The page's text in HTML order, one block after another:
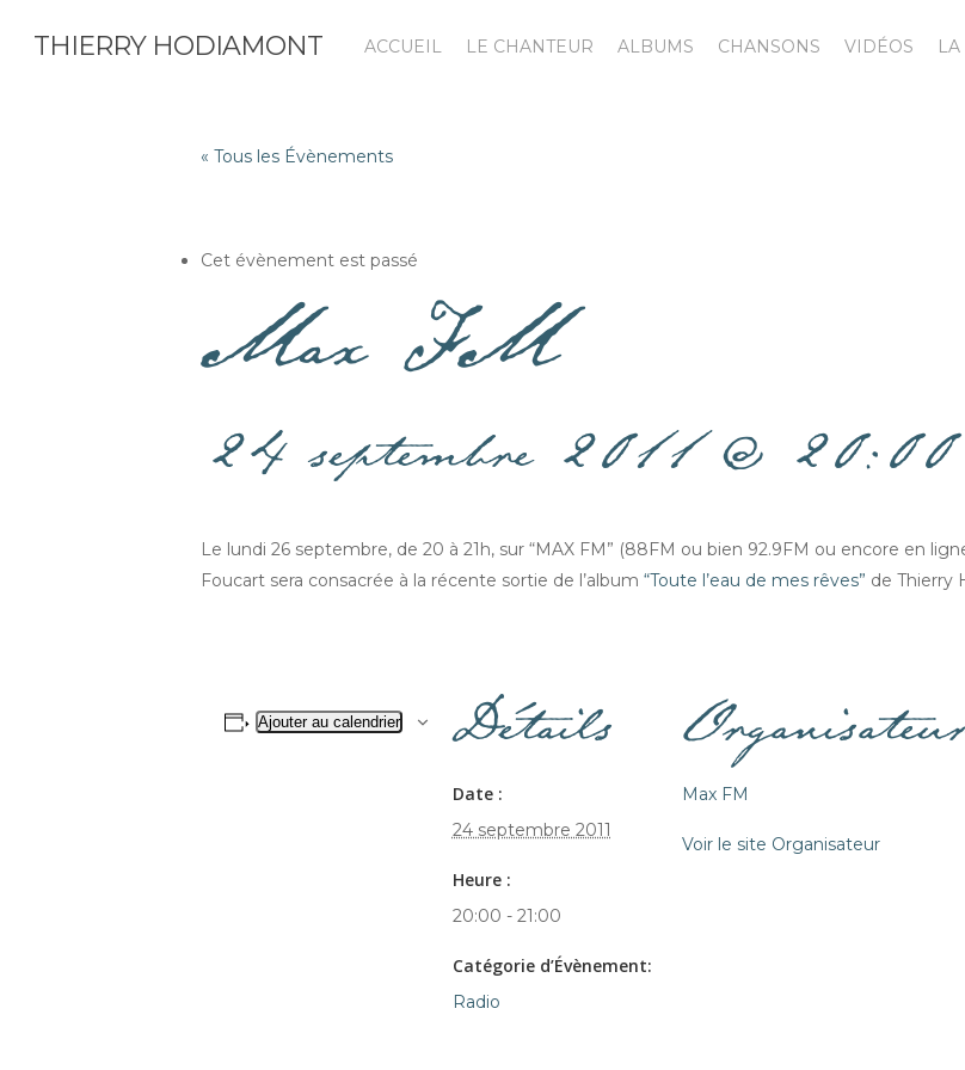
THIERRY HODIAMONT ACCUEIL LE CHANTEUR ALBUMS CHANSONS VIDÉOS LA
« Tous les Évènements
Cet évènement est passé
Max FM
24 septembre 2011 @ 20:00
Le lundi 26 septembre, de 20 à 21h, sur “MAX FM” (88FM ou bien 92.9FM ou encore en
Foucart sera consacrée à la récente sortie de l’album “Toute l’eau de mes rêves” de Thierry
Ajouter au calendrier Détails
Date :
24 septembre 2011
Heure :
20:00 - 21:00
Catégorie d’Évènement:
Radio
Max FM
Voir le site Organisateur